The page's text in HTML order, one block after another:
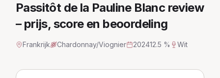
Passitôt de la Pauline Blanc review
– prijs, score en beoordeling
Frankrijk Chardonnay/Viognier 202412.5 % Wit